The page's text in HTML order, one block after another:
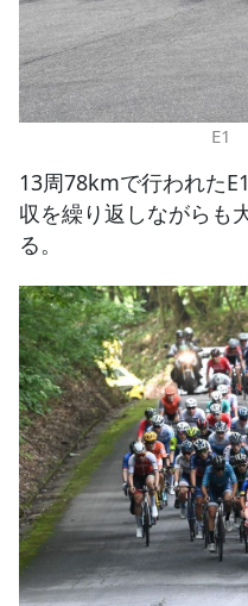
E1
13周78kmで行われた
収を繰り返しながらも
る。